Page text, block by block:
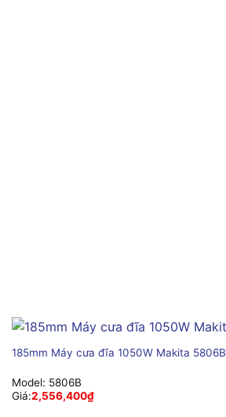
185mm Máy cưa đĩa 1050W Makita 5806B
Model: 5806B
Giá:2,556,400₫